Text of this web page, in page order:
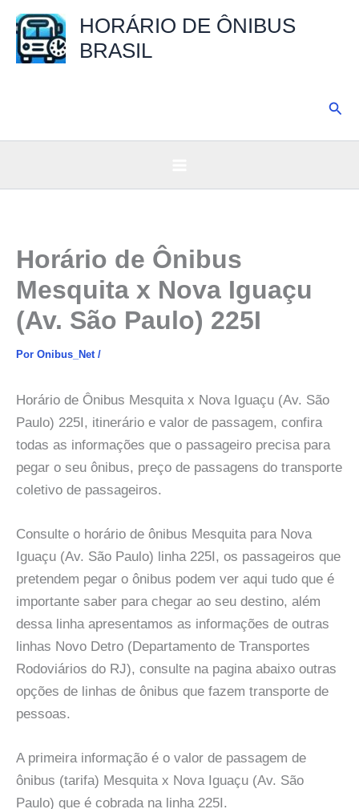
para
HORÁRIO DE ÔNIBUS
BRASIL
Horário de Ônibus
Mesquita x Nova Iguaçu
(Av. São Paulo) 225I
Por Onibus_Net /
Horário de Ônibus Mesquita x Nova Iguaçu (Av. São
Paulo) 225I, itinerário e valor de passagem, confira
todas as informações que o passageiro precisa para
pegar o seu ônibus, preço de passagens do transporte
coletivo de passageiros.
Consulte o horário de ônibus Mesquita para Nova
Iguaçu (Av. São Paulo) linha 225I, os passageiros que
pretendem pegar o ônibus podem ver aqui tudo que é
importante saber para chegar ao seu destino, além
dessa linha apresentamos as informações de outras
linhas Novo Detro (Departamento de Transportes
Rodoviários do RJ), consulte na pagina abaixo outras
opções de linhas de ônibus que fazem transporte de
pessoas.
A primeira informação é o valor de passagem de
ônibus (tarifa) Mesquita x Nova Iguaçu (Av. São
Paulo) que é cobrada na linha 225I.